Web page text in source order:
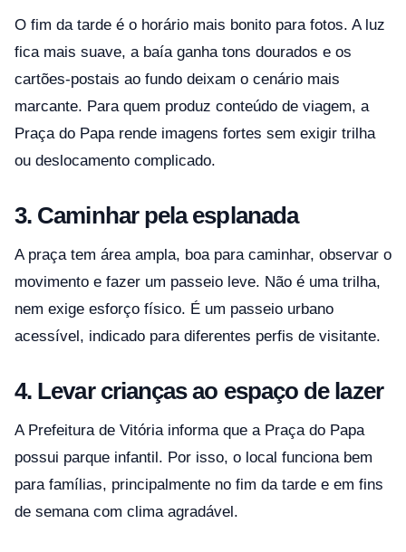
O fim da tarde é o horário mais bonito para fotos. A luz
fica mais suave, a baía ganha tons dourados e os
cartões-postais ao fundo deixam o cenário mais
marcante. Para quem produz conteúdo de viagem, a
Praça do Papa rende imagens fortes sem exigir trilha
ou deslocamento complicado.
3. Caminhar pela esplanada
A praça tem área ampla, boa para caminhar, observar o
movimento e fazer um passeio leve. Não é uma trilha,
nem exige esforço físico. É um passeio urbano
acessível, indicado para diferentes perfis de visitante.
4. Levar crianças ao espaço de lazer
A Prefeitura de Vitória informa que a Praça do Papa
possui parque infantil. Por isso, o local funciona bem
para famílias, principalmente no fim da tarde e em fins
de semana com clima agradável.